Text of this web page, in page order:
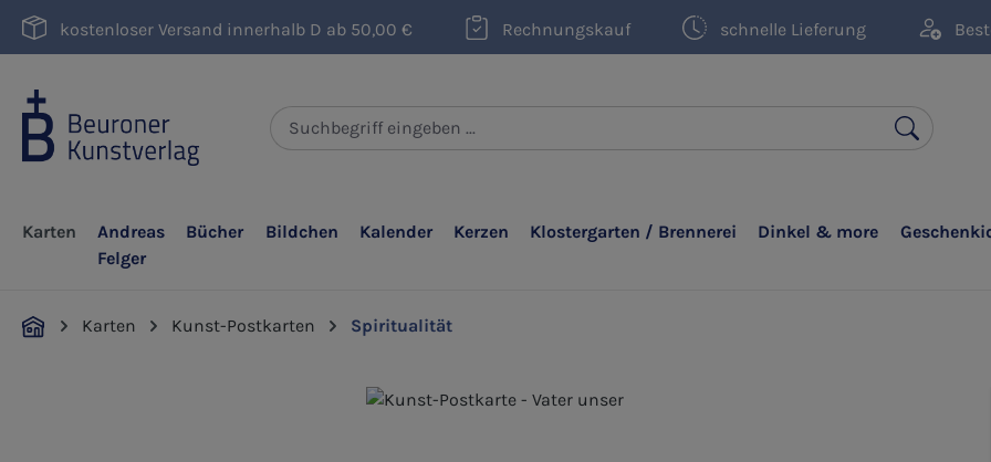
Hauptinhalt springen
Zur Suche springen
Zur Hauptnavigation springen
kostenloser Versand innerhalb D ab 50,00 € Rechnungskauf schnelle Lieferung
Karten
Andreas
Felger
Bücher Bildchen Kalender Kerzen Klostergarten / Brennerei Dinkel & more
Karten Kunst-Postkarten Spiritualität